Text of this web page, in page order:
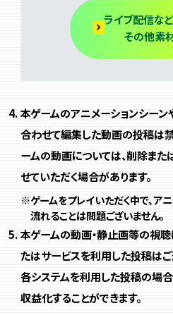
ライブ配信な
その他素
本ゲームのアニメーションシー
合わせて編集した動画の投稿は
ームの動画については、削除ま
せていただく場合があります。
※ゲームをプレイいただく中で、ア
流れることは問題ございません。
本ゲームの動画・静止画等の視
たはサービスを利用した投稿はご
各システムを利用した投稿の場
収益化することができます。